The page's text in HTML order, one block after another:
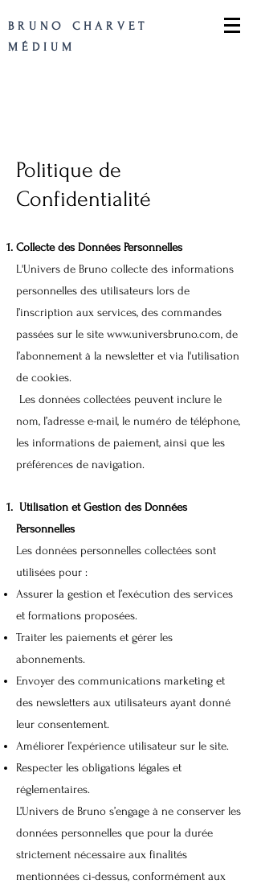
BRUNO CHARVET
MÉDIUM
Politique de
Confidentialité
Collecte des Données Personnelles
L'Univers de Bruno collecte des informations
personnelles des utilisateurs lors de
l’inscription aux services, des commandes
passées sur le site www.universbruno.com, de
l’abonnement à la newsletter et via l'utilisation
de cookies.
Les données collectées peuvent inclure le
nom, l’adresse e-mail, le numéro de téléphone,
les informations de paiement, ainsi que les
préférences de navigation.
Utilisation et Gestion des Données
Personnelles
Les données personnelles collectées sont
utilisées pour :
Assurer la gestion et l’exécution des services
et formations proposées.
Traiter les paiements et gérer les
abonnements.
Envoyer des communications marketing et
des newsletters aux utilisateurs ayant donné
leur consentement.
Améliorer l’expérience utilisateur sur le site.
Respecter les obligations légales et
réglementaires.
L’Univers de Bruno s’engage à ne conserver les
données personnelles que pour la durée
strictement nécessaire aux finalités
mentionnées ci-dessus, conformément aux